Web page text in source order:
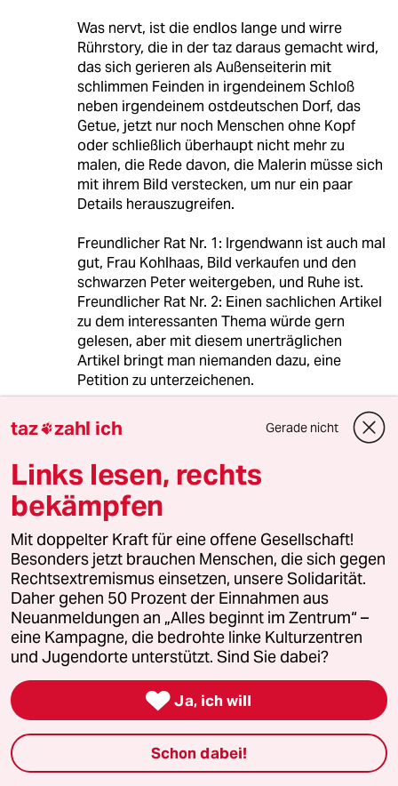
Was nervt, ist die endlos lange und wirre
Rührstory, die in der taz daraus gemacht wird,
das sich gerieren als Außenseiterin mit
schlimmen Feinden in irgendeinem Schloß
neben irgendeinem ostdeutschen Dorf, das
Getue, jetzt nur noch Menschen ohne Kopf
oder schließlich überhaupt nicht mehr zu
malen, die Rede davon, die Malerin müsse sich
mit ihrem Bild verstecken, um nur ein paar
Details herauszugreifen.
Freundlicher Rat Nr. 1: Irgendwann ist auch mal
gut, Frau Kohlhaas, Bild verkaufen und den
schwarzen Peter weitergeben, und Ruhe ist.
Freundlicher Rat Nr. 2: Einen sachlichen Artikel
zu dem interessanten Thema würde gern
gelesen, aber mit diesem unerträglichen
Artikel bringt man niemanden dazu, eine
Petition zu unterzeichenen.
23.10.2017,23:54 Uhr
Eine Episode, die Eric Kandel in seinem Buch
"The Age Of Insight" kurz erwähnt:
Egon Schiele wanderte 1912 für 24 Tage ins
Gefängnis.
In seinem Atelier in Neulengbach waren Kinder
aus der Nachbarschaft ein und aus gegangen
und hatten ihm Modell gesessen.
Ein Vater klagte ihn an. Schiele wurde der
Verurteilt wurde Schiele schließlich wegen
Pornographie, eine Zeichnung von ihm im
Gerichtssaal vom Richter verbrannt.
Dies war eine völlig andere Story, Kinder waren
taz zahl ich Gerade nicht
Links lesen, rechts
bekämpfen
Mit doppelter Kraft für eine offene Gesellschaft!
Besonders jetzt brauchen Menschen, die sich gegen
Rechtsextremismus einsetzen, unsere Solidarität.
Daher gehen 50 Prozent der Einnahmen aus
Neuanmeldungen an „Alles beginnt im Zentrum“ –
eine Kampagne, die bedrohte linke Kulturzentren
und Jugendorte unterstützt. Sind Sie dabei?
 Ja, ich will
Schon dabei!